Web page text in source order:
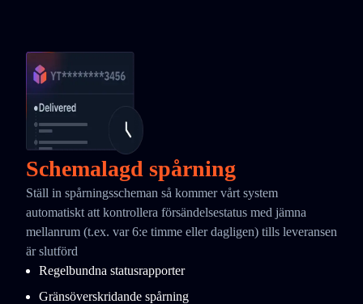
Schemalagd spårning
Ställ in spårningsscheman så kommer vårt system
automatiskt att kontrollera försändelsestatus med jämna
mellanrum (t.ex. var 6:e timme eller dagligen) tills leveransen
är slutförd
Regelbundna statusrapporter
Gränsöverskridande spårning